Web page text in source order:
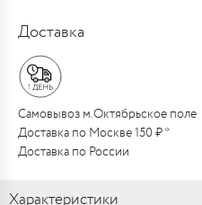
Доставка
Самовывоз м.Октябрьское поле
Доставка по Москве 150 ₽ *
Доставка по России
Характеристики